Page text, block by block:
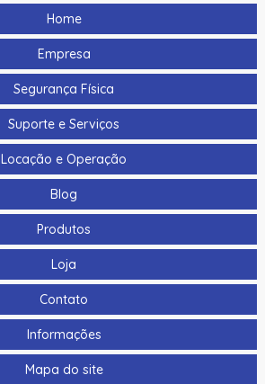
Home
Empresa
Segurança Física
Suporte e Serviços
Locação e Operação
Blog
Produtos
Loja
Contato
Informações
Mapa do site